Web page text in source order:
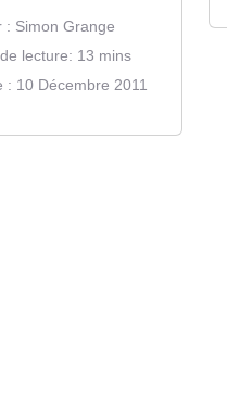
: Simon Grange
lecture: 13 mins
: 10 Décembre 2011